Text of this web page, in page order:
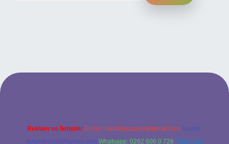
ilbet giriş adresi
Reklam ve İletişim: E-mail: backlinkpaneli@gmail.com Teams:
forumhizmeti@gmail.com Whatsapp: 0262 606 0 726 Telegram: